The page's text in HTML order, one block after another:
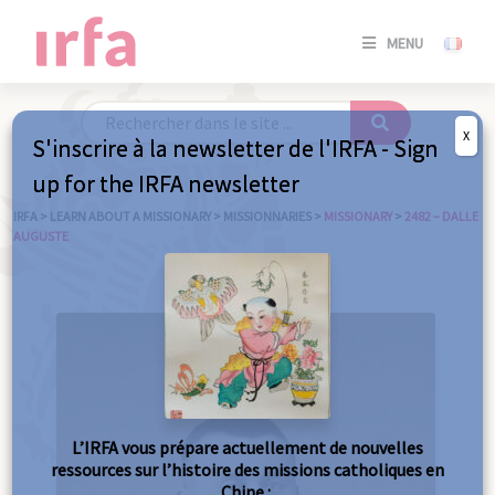
MENU
SE
/
IRFA > LEARN ABOUT A MISSIONARY > MISSIONNARIES > MISSIONARY > 2482 – DALLE
AUGUSTE
S'inscrire à la newsletter de l'IRFA - Sign
up for the IRFA newsletter
L’IRFA vous prépare actuellement de nouvelles
ressources sur l’histoire des missions catholiques en
X